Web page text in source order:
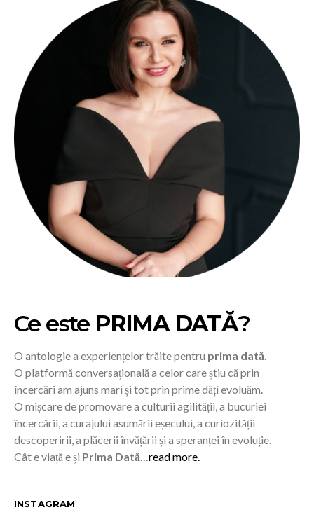
Ce este PRIMA DATĂ?
O antologie a experiențelor trăite pentru prima dată.
O platformă conversațională a celor care știu că prin
încercări am ajuns mari și tot prin prime dăți evoluăm.
O mișcare de promovare a culturii agilității, a bucuriei
încercării, a curajului asumării eșecului, a curiozității
descoperirii, a plăcerii învățării și a speranței în evoluție.
Cât e viață e și Prima Dată…read more.
INSTAGRAM